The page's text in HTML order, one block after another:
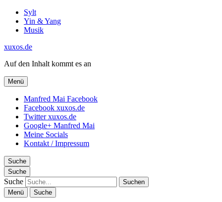
Sylt
Yin & Yang
Musik
xuxos.de
Auf den Inhalt kommt es an
Menü
Manfred Mai Facebook
Facebook xuxos.de
Twitter xuxos.de
Google+ Manfred Mai
Meine Socials
Kontakt / Impressum
Suche
Suche
Suche
Menü Suche